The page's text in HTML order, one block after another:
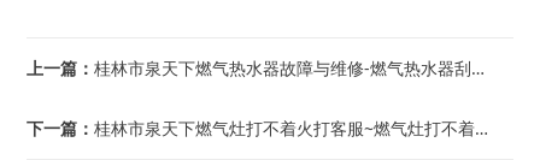
上一篇：桂林市泉天下燃气热水器故障与维修-燃气热水器刮风响声
下一篇：桂林市泉天下燃气灶打不着火打客服~燃气灶打不着火打哪个电话